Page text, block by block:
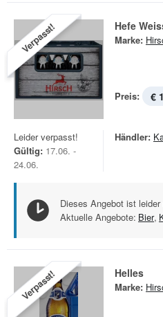
Verpasst! Hefe
Marke:
Preis: €
Leider verpasst!
Gültig: 17.06. -
24.06.
Händler:
Dieses Angebot ist
Aktuelle Angebote: Bier,
Verpasst! Helles
Marke: